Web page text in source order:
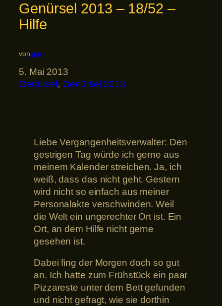
Genürsel 2013 – 18/52 –
Hilfe
vonspa
5. Mai 2013
Genürsel, Genürsel 2013
Liebe Vergangenheitsverwalter: Den
gestrigen Tag würde ich gerne aus
meinem Kalender streichen. Ja, ich
weiß, dass das nicht geht. Gestern
wird nicht so einfach aus meiner
Personalakte verschwinden. Weil
die Welt ein ungerechter Ort ist. Ein
Ort, an dem Hilfe nicht gerne
gesehen ist.
Dabei fing der Morgen doch so gut
an. Ich hatte zum Frühstück ein paar
Pizzareste unter dem Bett gefunden
und nicht gefragt, wie sie dorthin